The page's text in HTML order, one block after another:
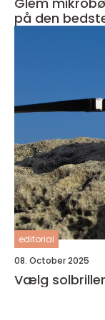
på den
editorial
08. October 2025
Vælg